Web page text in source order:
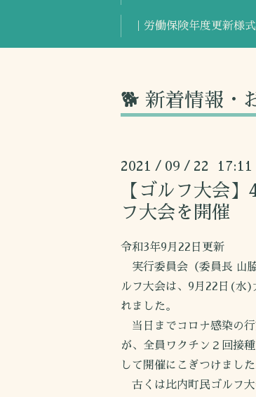
｜労働保険年度更新様
🐕 新着情報・
2021 / 09 / 22 17:11
【ゴルフ大会
フ大会を開催
令和3年9月22日更新
実行委員会（委員長 山
ルフ大会は、9月22日(水)
れました。
当日までコロナ感染の
が、全員ワクチン２回接
して開催にこぎつけました
古くは比内町民ゴルフ